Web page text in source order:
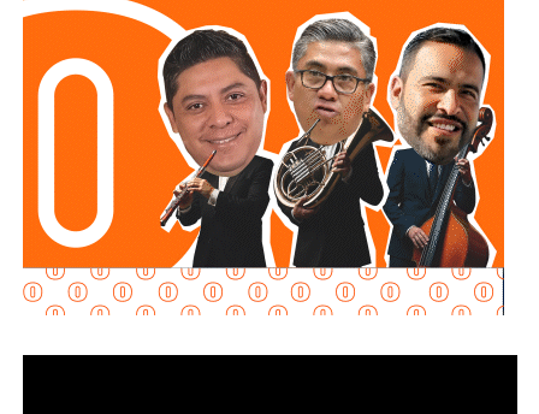
hacen llamar medios pero a las que en realidad no se
puede llamar por ningún nombre, porque son anónimas.
Son esas páginas que escriben sincronizadas como si
les mandaran guión. No usan método periodístico, usan
adjetivos, conjeturas y afirmaciones sin comprobar.Ellos
no quieren informar: quieren atacar sin honor,todos
conocemos a alguno y todos sabemos que esascañerías
de publicaciones tienen sus villanos favoritos y sus
mecenas invisibles(entre comillas, subrayado y en
rojo…no son invisibles aunque así lo crean)
especialmente en condiciones de baja iluminación.
Además la disposición también señala que las personas
conductoras deberán cumplir con las demás medidas de
seguridad previstas en la legislación estatal.
La diputada Brisseire Sánchez López, explicó que
mantener las luces encendidas permite incrementar
la visibilidad de las motocicletas ante otros usuarios
de la vía, debido a que por sus dimensiones pueden ser
menos perceptibles que otros vehículos, particularmente